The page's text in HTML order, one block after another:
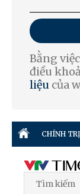
Bằng
điều
liệu của
CHÍNH TRỊ